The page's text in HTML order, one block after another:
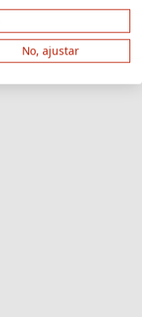
No, ajustar